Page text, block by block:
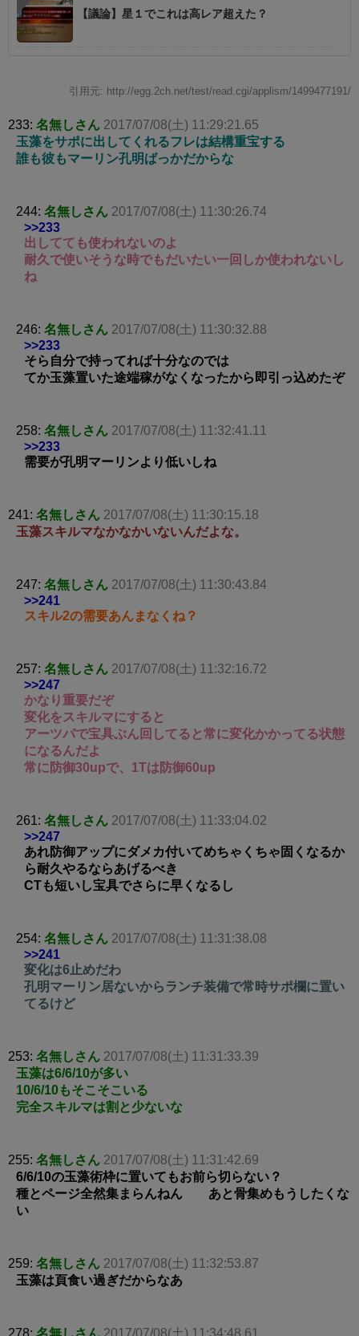
【議論】星１でこれは高レア超えた？
引用元: http://egg.2ch.net/test/read.cgi/applism/1499477191/
233: 名無しさん 2017/07/08(土) 11:29:21.65
玉藻をサポに出してくれるフレは結構重宝する
誰も彼もマーリン孔明ばっかだからな
244: 名無しさん 2017/07/08(土) 11:30:26.74
>>233
出してても使われないのよ
耐久で使いそうな時でもだいたい一回しか使われないし
ね
246: 名無しさん 2017/07/08(土) 11:30:32.88
>>233
そら自分で持ってれば十分なのでは
てか玉藻置いた途端稼がなくなったから即引っ込めたぞ
258: 名無しさん 2017/07/08(土) 11:32:41.11
>>233
需要が孔明マーリンより低いしね
241: 名無しさん 2017/07/08(土) 11:30:15.18
玉藻スキルマなかなかいないんだよな。
247: 名無しさん 2017/07/08(土) 11:30:43.84
>>241
スキル2の需要あんまなくね？
257: 名無しさん 2017/07/08(土) 11:32:16.72
>>247
かなり重要だぞ
変化をスキルマにすると
アーツパで宝具ぶん回してると常に変化かかってる状態
になるんだよ
常に防御30upで、1Tは防御60up
261: 名無しさん 2017/07/08(土) 11:33:04.02
>>247
あれ防御アップにダメカ付いてめちゃくちゃ固くなるか
ら耐久やるならあげるべき
CTも短いし宝具でさらに早くなるし
254: 名無しさん 2017/07/08(土) 11:31:38.08
>>241
変化は6止めだわ
孔明マーリン居ないからランチ装備で常時サポ欄に置い
てるけど
253: 名無しさん 2017/07/08(土) 11:31:33.39
玉藻は6/6/10が多い
10/6/10もそこそこいる
完全スキルマは割と少ないな
255: 名無しさん 2017/07/08(土) 11:31:42.69
6/6/10の玉藻術枠に置いてもお前ら切らない？
種とページ全然集まらんねん あと骨集めもうしたくな
い
259: 名無しさん 2017/07/08(土) 11:32:53.87
玉藻は頁食い過ぎだからなあ